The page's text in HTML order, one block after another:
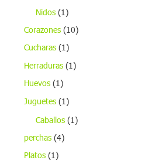
Nidos (1)
Corazones (10)
Cucharas (1)
Herraduras (1)
Huevos (1)
Juguetes (1)
Caballos (1)
perchas (4)
Platos (1)